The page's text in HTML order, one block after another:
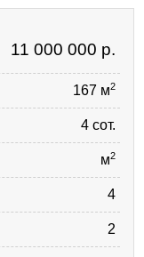
11 000 000 р.
167 м2
4 сот.
м2
4
2